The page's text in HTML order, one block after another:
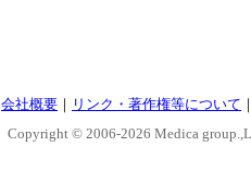
会社概要 ｜ リンク・著作権等について
Copyright © 2006-2026 Medica